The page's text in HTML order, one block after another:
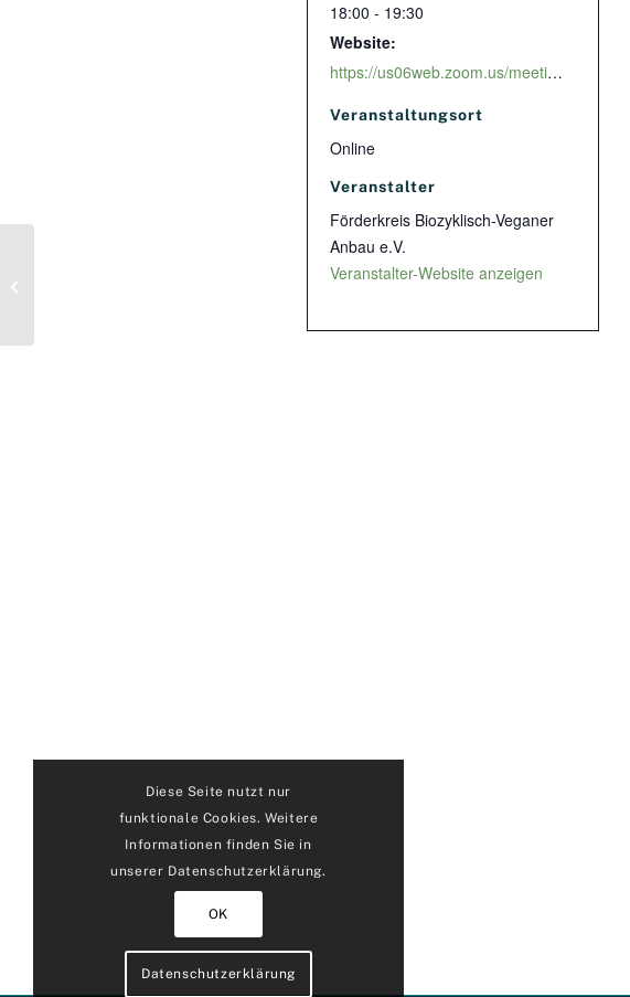
18:00 - 19:30
Website:
https://us06web.zoom.us/meeting/register/tZcof-ihrD8tGtSYpD10u1HBt4J3HHO06F7M?_hsmi=2#/registration
Veranstaltungsort
Online
Veranstalter
Förderkreis Biozyklisch-Veganer
Anbau e.V.
Veranstalter-Website anzeigen
Diese Seite nutzt nur
funktionale Cookies. Weitere
Informationen finden Sie in
unserer Datenschutzerklärung.
OK
Datenschutzerklärung